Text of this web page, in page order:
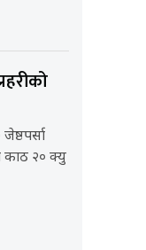
काठ २० क्यु